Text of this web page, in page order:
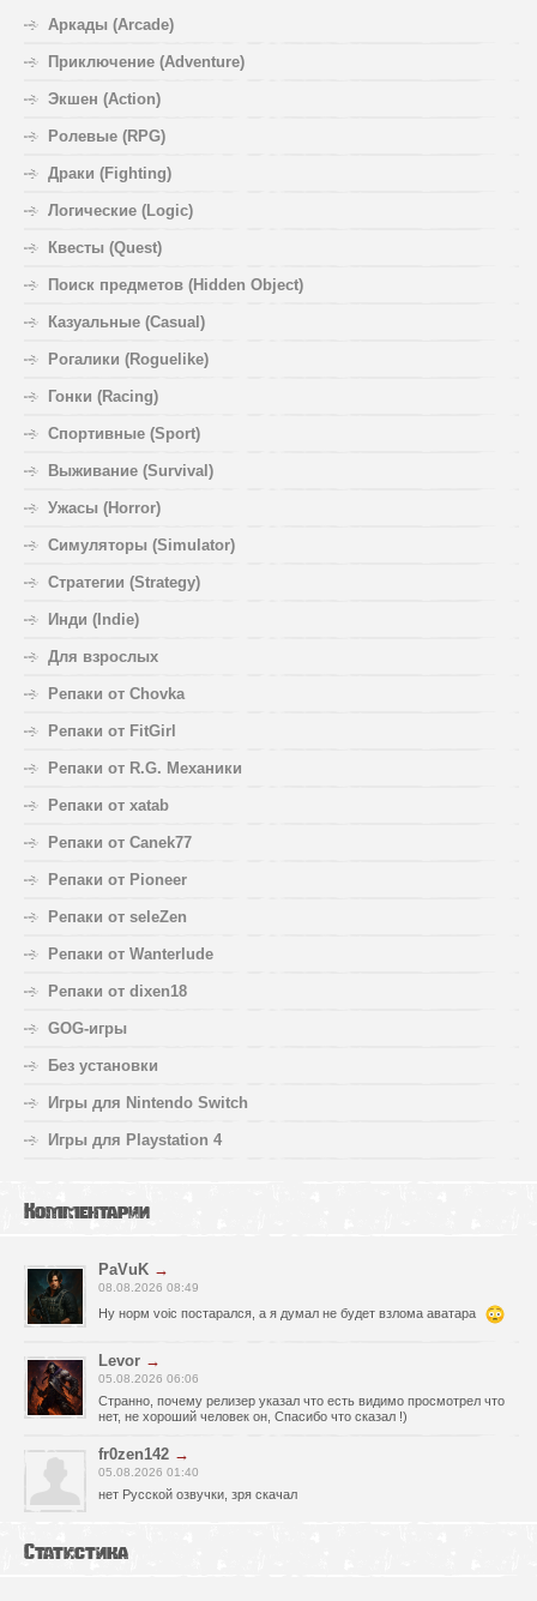
Аркады (Arcade)
Приключение (Adventure)
Экшен (Action)
Ролевые (RPG)
Драки (Fighting)
Логические (Logic)
Квесты (Quest)
Поиск предметов (Hidden Object)
Казуальные (Casual)
Рогалики (Roguelike)
Гонки (Racing)
Спортивные (Sport)
Выживание (Survival)
Ужасы (Horror)
Симуляторы (Simulator)
Стратегии (Strategy)
Инди (Indie)
Для взрослых
Репаки от Chovka
Репаки от FitGirl
Репаки от R.G. Механики
Репаки от xatab
Репаки от Canek77
Репаки от Pioneer
Репаки от seleZen
Репаки от Wanterlude
Репаки от dixen18
GOG-игры
Без установки
Игры для Nintendo Switch
Игры для Playstation 4
Комментарии
PaVuK →
08.08.2026 08:49
Ну норм voic постарался, а я думал не будет взлома аватара
Levor →
05.08.2026 06:06
Странно, почему релизер указал что есть видимо просмотрел что
нет, не хороший человек он, Спасибо что сказал !)
fr0zen142 →
05.08.2026 01:40
нет Русской озвучки, зря скачал
serg67
02.08.2026 17:03
Статистика